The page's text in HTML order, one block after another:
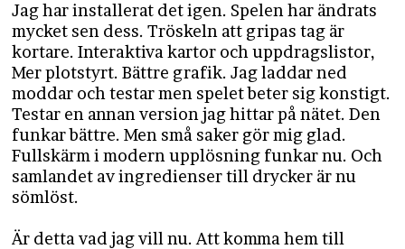
Jag har installerat det igen. Spelen har ändrats
mycket sen dess. Tröskeln att gripas tag är
kortare. Interaktiva kartor och uppdragslistor,
Mer plotstyrt. Bättre grafik. Jag laddar ned
moddar och testar men spelet beter sig konstigt.
Testar en annan version jag hittar på nätet. Den
funkar bättre. Men små saker gör mig glad.
Fullskärm i modern upplösning funkar nu. Och
samlandet av ingredienser till drycker är nu
sömlöst.
Är detta vad jag vill nu. Att komma hem till